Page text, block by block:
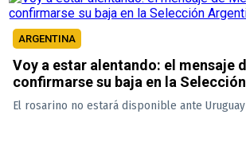
ARGENTINA
Voy a estar alentando: el mensaje
confirmarse su baja en la
El rosarino no estará disponible ante